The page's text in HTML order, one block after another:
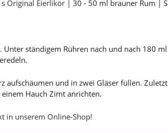
Original Eierlikör | 30 - 50 ml brauner Rum |
ständigem Rühren nach und nach 180
aufschäumen und in zwei Gläser füllen.
Hauch Zimt anrichten.
in unserem Online-Shop!